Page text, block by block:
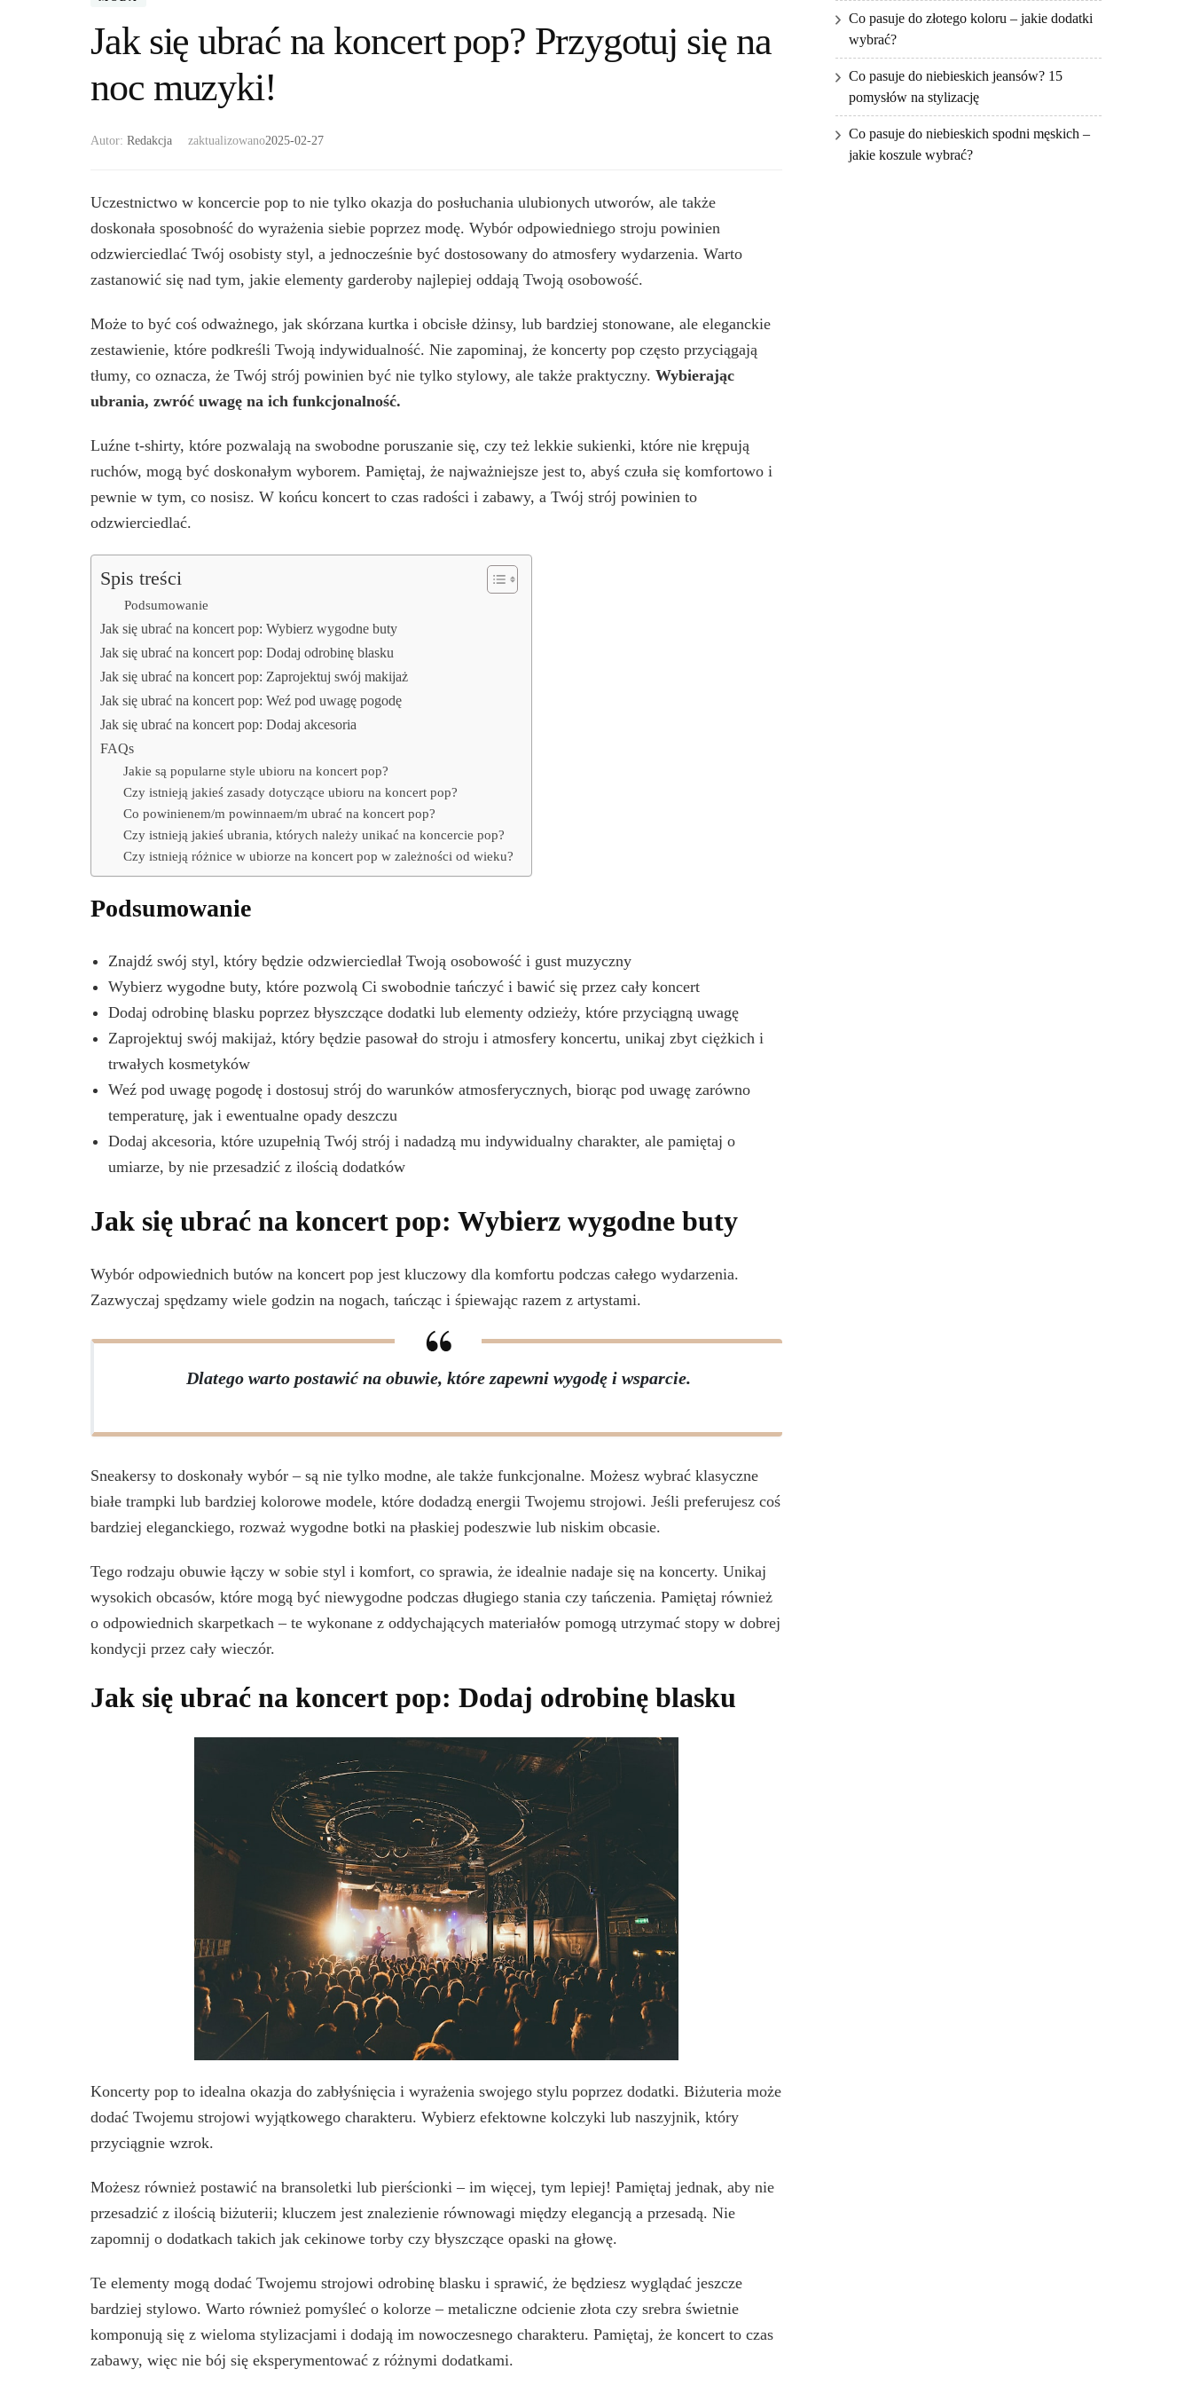
Jak się ubrać na koncert pop? Przygotuj się na
noc muzyki!
Autor: Redakcja zaktualizowano2025-02-27
Uczestnictwo w koncercie pop to nie tylko okazja do posłuchania ulubionych utworów, ale także
doskonała sposobność do wyrażenia siebie poprzez modę. Wybór odpowiedniego stroju powinien
odzwierciedlać Twój osobisty styl, a jednocześnie być dostosowany do atmosfery wydarzenia. Warto
zastanowić się nad tym, jakie elementy garderoby najlepiej oddają Twoją osobowość.
Może to być coś odważnego, jak skórzana kurtka i obcisłe dżinsy, lub bardziej stonowane, ale eleganckie
zestawienie, które podkreśli Twoją indywidualność. Nie zapominaj, że koncerty pop często przyciągają
tłumy, co oznacza, że Twój strój powinien być nie tylko stylowy, ale także praktyczny. Wybierając
ubrania, zwróć uwagę na ich funkcjonalność.
Luźne t-shirty, które pozwalają na swobodne poruszanie się, czy też lekkie sukienki, które nie krępują
ruchów, mogą być doskonałym wyborem. Pamiętaj, że najważniejsze jest to, abyś czuła się komfortowo i
pewnie w tym, co nosisz. W końcu koncert to czas radości i zabawy, a Twój strój powinien to
odzwierciedlać.
Spis treści
Podsumowanie
Jak się ubrać na koncert pop: Wybierz wygodne buty
Jak się ubrać na koncert pop: Dodaj odrobinę blasku
Jak się ubrać na koncert pop: Zaprojektuj swój makijaż
Jak się ubrać na koncert pop: Weź pod uwagę pogodę
Jak się ubrać na koncert pop: Dodaj akcesoria
FAQs
Jakie są popularne style ubioru na koncert pop?
Czy istnieją jakieś zasady dotyczące ubioru na koncert pop?
Co powinienem/m powinnaem/m ubrać na koncert pop?
Czy istnieją jakieś ubrania, których należy unikać na koncercie pop?
Czy istnieją różnice w ubiorze na koncert pop w zależności od wieku?
Podsumowanie
Znajdź swój styl, który będzie odzwierciedlał Twoją osobowość i gust muzyczny
Wybierz wygodne buty, które pozwolą Ci swobodnie tańczyć i bawić się przez cały koncert
Dodaj odrobinę blasku poprzez błyszczące dodatki lub elementy odzieży, które przyciągną uwagę
Zaprojektuj swój makijaż, który będzie pasował do stroju i atmosfery koncertu, unikaj zbyt ciężkich i
trwałych kosmetyków
Weź pod uwagę pogodę i dostosuj strój do warunków atmosferycznych, biorąc pod uwagę zarówno
temperaturę, jak i ewentualne opady deszczu
Dodaj akcesoria, które uzupełnią Twój strój i nadadzą mu indywidualny charakter, ale pamiętaj o
umiarze, by nie przesadzić z ilością dodatków
Jak się ubrać na koncert pop: Wybierz wygodne buty
Wybór odpowiednich butów na koncert pop jest kluczowy dla komfortu podczas całego wydarzenia.
Zazwyczaj spędzamy wiele godzin na nogach, tańcząc i śpiewając razem z artystami.
Dlatego warto postawić na obuwie, które zapewni wygodę i wsparcie.
Sneakersy to doskonały wybór – są nie tylko modne, ale także funkcjonalne. Możesz wybrać klasyczne
białe trampki lub bardziej kolorowe modele, które dodadzą energii Twojemu strojowi. Jeśli preferujesz coś
bardziej eleganckiego, rozważ wygodne botki na płaskiej podeszwie lub niskim obcasie.
Tego rodzaju obuwie łączy w sobie styl i komfort, co sprawia, że idealnie nadaje się na koncerty. Unikaj
wysokich obcasów, które mogą być niewygodne podczas długiego stania czy tańczenia. Pamiętaj również
o odpowiednich skarpetkach – te wykonane z oddychających materiałów pomogą utrzymać stopy w dobrej
kondycji przez cały wieczór.
Jak się ubrać na koncert pop: Dodaj odrobinę blasku
Koncerty pop to idealna okazja do zabłyśnięcia i wyrażenia swojego stylu poprzez dodatki. Biżuteria może
dodać Twojemu strojowi wyjątkowego charakteru. Wybierz efektowne kolczyki lub naszyjnik, który
przyciągnie wzrok.
Możesz również postawić na bransoletki lub pierścionki – im więcej, tym lepiej! Pamiętaj jednak, aby nie
przesadzić z ilością biżuterii; kluczem jest znalezienie równowagi między elegancją a przesadą. Nie
zapomnij o dodatkach takich jak cekinowe torby czy błyszczące opaski na głowę.
Te elementy mogą dodać Twojemu strojowi odrobinę blasku i sprawić, że będziesz wyglądać jeszcze
bardziej stylowo. Warto również pomyśleć o kolorze – metaliczne odcienie złota czy srebra świetnie
komponują się z wieloma stylizacjami i dodają im nowoczesnego charakteru. Pamiętaj, że koncert to czas
zabawy, więc nie bój się eksperymentować z różnymi dodatkami.
Co pasuje do złotego koloru – jakie dodatki
wybrać?
Co pasuje do niebieskich jeansów? 15
pomysłów na stylizację
Co pasuje do niebieskich spodni męskich –
jakie koszule wybrać?